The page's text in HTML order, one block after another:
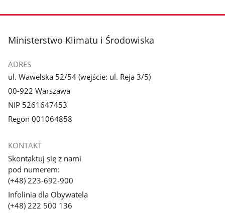
stopka
Ministerstwo Klimatu i Środowiska
ADRES
ul. Wawelska 52/54 (wejście: ul. Reja 3/5)
00-922 Warszawa
NIP 5261647453
Regon 001064858
KONTAKT
Skontaktuj się z nami
pod numerem:
(+48) 223-692-900
Infolinia dla Obywatela
(+48) 222 500 136